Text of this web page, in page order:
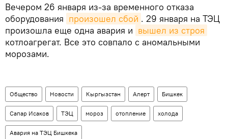
Вечером 26 января из-за временного отказа
оборудования произошел сбой . 29 января на ТЭЦ
произошла еще одна авария и вышел из строя
котлоагрегат. Все это совпало с аномальными
морозами.
Общество Новости Кыргызстан Aлерт Бишкек
Сапар Исаков ТЭЦ мороз отопление холода
Авария на ТЭЦ Бишкека